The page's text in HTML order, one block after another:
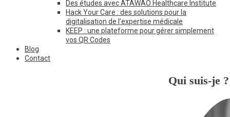
Des études avec ATAWAO Healthcare Institute
Hack Your Care : des solutions pour la
digitalisation de l’expertise médicale
KEEP : une plateforme pour gérer simplement
vos QR Codes
Blog
Contact
Qui suis-je ?